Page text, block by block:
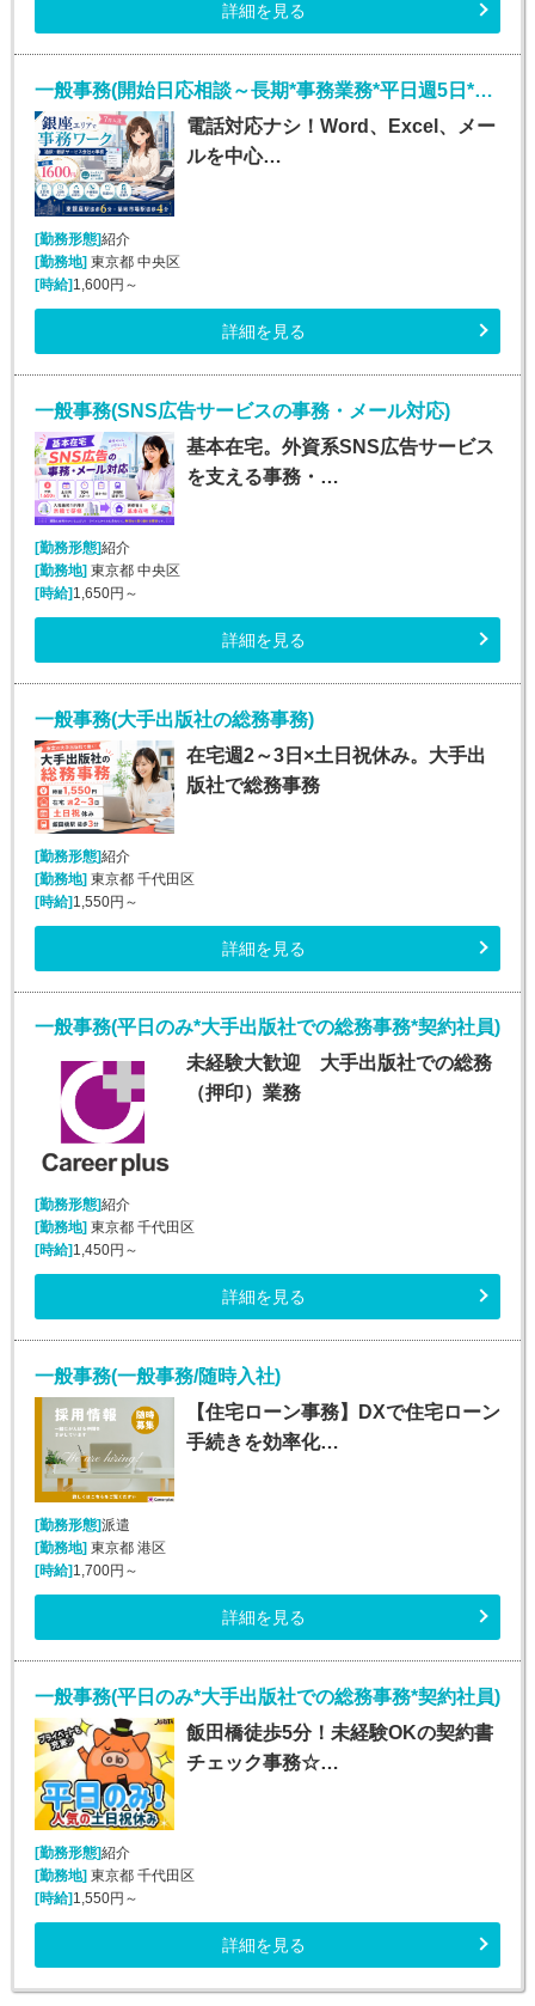
詳細を見る
一般事務(開始日応相談～長期*事務業務*平日週5日*銀座)
電話対応ナシ！Word、Excel、メー
ルを中心…
[勤務形態]紹介
[勤務地]東京都 中央区
[時給]1,600円～
詳細を見る
一般事務(SNS広告サービスの事務・メール対応)
基本在宅。外資系SNS広告サービス
を支える事務・…
[勤務形態]紹介
[勤務地]東京都 中央区
[時給]1,650円～
詳細を見る
一般事務(大手出版社の総務事務)
在宅週2～3日×土日祝休み。大手出
版社で総務事務
[勤務形態]紹介
[勤務地]東京都 千代田区
[時給]1,550円～
詳細を見る
一般事務(平日のみ*大手出版社での総務事務*契約社員)
未経験大歓迎 大手出版社での総務
（押印）業務
[勤務形態]紹介
[勤務地] 東京都 千代田区
[時給] 1,450円～
詳細を見る
一般事務(一般事務/随時入社)
【住宅ローン事務】DXで住宅ローン
手続きを効率化…
[勤務形態]派遣
[勤務地] 東京都 港区
[時給] 1,700円～
詳細を見る
一般事務(平日のみ*大手出版社での総務事務*契約社員)
飯田橋徒歩5分！未経験OKの契約書
チェック事務☆…
[勤務形態]紹介
[勤務地]東京都 千代田区
[時給]1,550円～
詳細を見る